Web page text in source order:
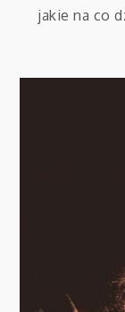
jakie na co